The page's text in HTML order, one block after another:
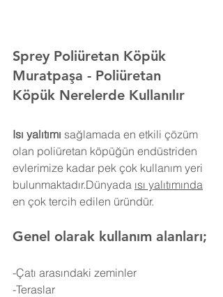
Sprey Poliüretan Köpük
Muratpaşa - Poliüretan
Köpük Nerelerde Kullanılır
Isı yalıtımı sağlamada en etkili çözüm
olan poliüretan köpüğün endüstriden
evlerimize kadar pek çok kullanım yeri
bulunmaktadır.Dünyada ısı yalıtımında
en çok tercih edilen üründür.
Genel olarak kullanım alanları;
-Çatı arasındaki zeminler
-Teraslar